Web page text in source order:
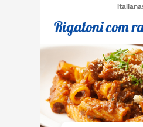
Rigatoni com